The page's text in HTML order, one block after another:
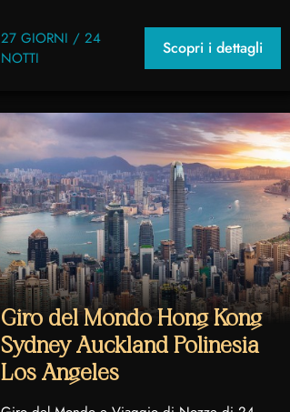
27 GIORNI / 24
NOTTI
Scopri i dettagli
Giro del Mondo Hong Kong
Sydney Auckland Polinesia
Los Angeles